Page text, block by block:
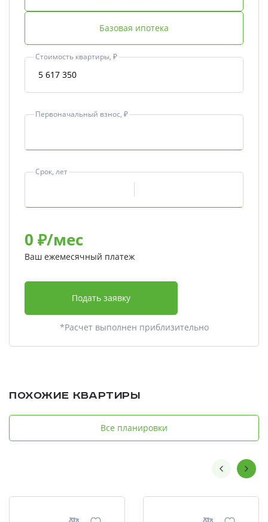
Базовая ипотека
Стоимость квартиры, ₽
Первоначальный взнос, ₽
Срок, лет
0 ₽/мес
Ваш ежемесячный платеж
Подать заявку
*Расчет выполнен приблизительно
Похожие квартиры
Все планировки